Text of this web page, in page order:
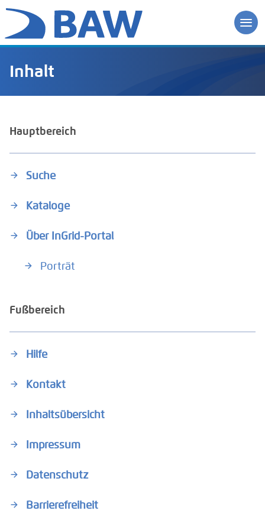
Inhalt
Hauptbereich
Suche
Kataloge
Über InGrid-Portal
Porträt
Fußbereich
Hilfe
Kontakt
Inhaltsübersicht
Impressum
Datenschutz
Barrierefreiheit